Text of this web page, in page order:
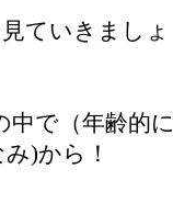
ていきまし
中で（年齢的
)から！